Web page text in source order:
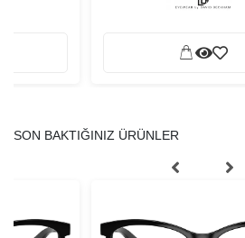
SON BAKTIĞINIZ ÜRÜNLER